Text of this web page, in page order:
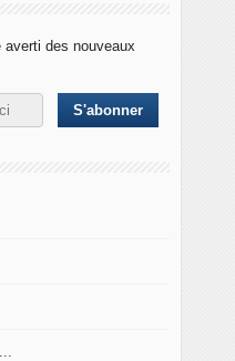
averti des nouveaux